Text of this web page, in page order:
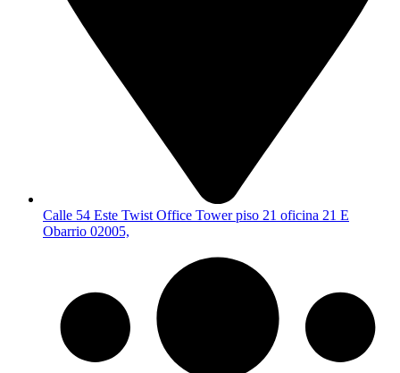
Calle 54 Este Twist Office Tower piso 21 oficina 21 E
Obarrio 02005,